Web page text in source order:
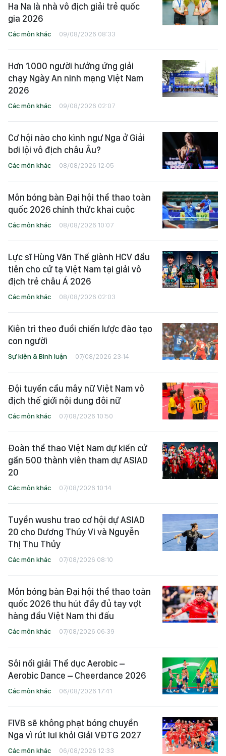
Ha Na là nhà vô địch giải trẻ quốc
gia 2026
Các môn khác 09/08/2026 08:33
Hơn 1.000 người hưởng ứng giải
chạy Ngày An ninh mạng Việt Nam
2026
Các môn khác 09/08/2026 02:07
Cơ hội nào cho kình ngư Nga ở Giải
bơi lội vô địch châu Âu?
Các môn khác 08/08/2026 12:05
Môn bóng bàn Đại hội thể thao toàn
quốc 2026 chính thức khai cuộc
Các môn khác 08/08/2026 10:07
Lực sĩ Hùng Văn Thế giành HCV đầu
tiên cho cử tạ Việt Nam tại giải vô
địch trẻ châu Á 2026
Các môn khác 08/08/2026 02:03
Kiên trì theo đuổi chiến lược đào tạo
con người
Sự kiện & Bình luận 07/08/2026 23:14
Đội tuyển cầu mây nữ Việt Nam vô
địch thế giới nội dung đôi nữ
Các môn khác 07/08/2026 10:50
Đoàn thể thao Việt Nam dự kiến cử
gần 500 thành viên tham dự ASIAD
20
Các môn khác 07/08/2026 10:14
Tuyển wushu trao cơ hội dự ASIAD
20 cho Dương Thúy Vi và Nguyễn
Thị Thu Thủy
Các môn khác 07/08/2026 08:10
Môn bóng bàn Đại hội thể thao toàn
quốc 2026 thu hút đầy đủ tay vợt
hàng đầu Việt Nam thi đấu
Các môn khác 07/08/2026 06:39
Sôi nổi giải Thể dục Aerobic –
Aerobic Dance – Cheerdance 2026
Các môn khác 06/08/2026 17:41
FIVB sẽ không phạt bóng chuyền
Nga vì rút lui khỏi Giải VĐTG 2027
Các môn khác 06/08/2026 12:33